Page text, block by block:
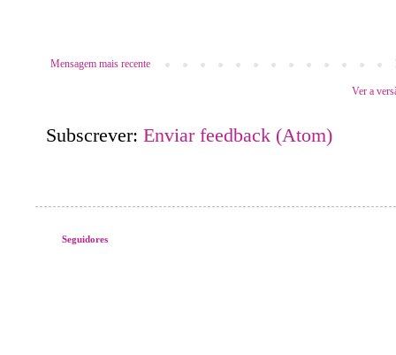
Mensagem mais recente
Ver a
Subscrever: Enviar feedback (Atom)
Seguidores